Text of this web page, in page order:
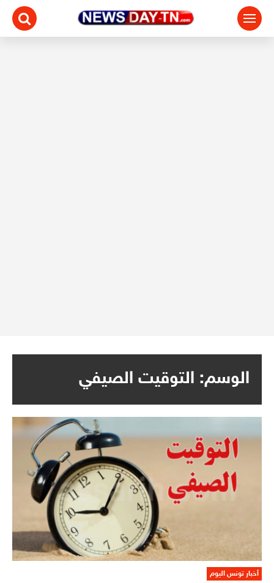
الوسم: التوقيت الصيفي
أخبار تونس اليوم